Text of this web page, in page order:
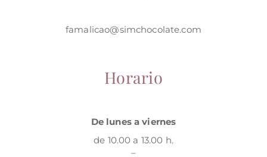
famalicao@simchocolate.com
Horario
De lunes a viernes
de 10.00 a 13.00 h.
–